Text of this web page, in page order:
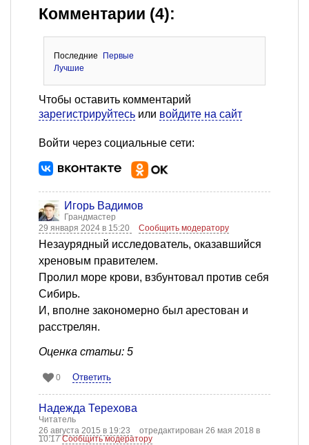
Комментарии (4):
Последние
Первые
Лучшие
Чтобы оставить комментарий
зарегистрируйтесь или войдите на сайт
Войти через социальные сети:
Игорь Вадимов
Грандмастер
29 января 2024 в 15:20
Сообщить модератору
Незаурядный исследователь, оказавшийся
хреновым правителем.
Пролил море крови, взбунтовал против себя
Сибирь.
И, вполне закономерно был арестован и
расстрелян.
Оценка статьи: 5
0 Ответить
Надежда Терехова
Читатель
26 августа 2015 в 19:23
отредактирован 26 мая 2018 в
10:17Сообщить модератору